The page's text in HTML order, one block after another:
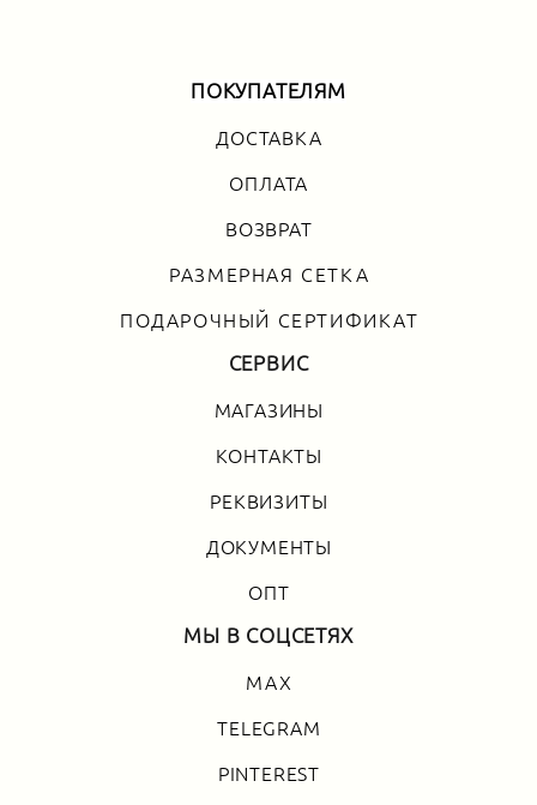
ПОКУПАТЕЛЯМ
ДОСТАВКА
ОПЛАТА
ВОЗВРАТ
РАЗМЕРНАЯ СЕТКА
ПОДАРОЧНЫЙ СЕРТИФИКАТ
СЕРВИС
МАГАЗИНЫ
КОНТАКТЫ
РЕКВИЗИТЫ
ДОКУМЕНТЫ
ОПТ
МЫ В СОЦСЕТЯХ
MAX
TELEGRAM
PINTEREST